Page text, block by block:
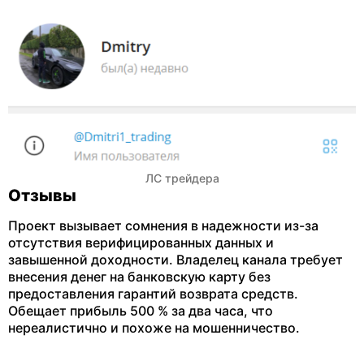
ЛС трейдера
Отзывы
Проект вызывает сомнения в надежности из-за
отсутствия верифицированных данных и
завышенной доходности. Владелец канала требует
внесения денег на банковскую карту без
предоставления гарантий возврата средств.
Обещает прибыль 500 % за два часа, что
нереалистично и похоже на мошенничество.